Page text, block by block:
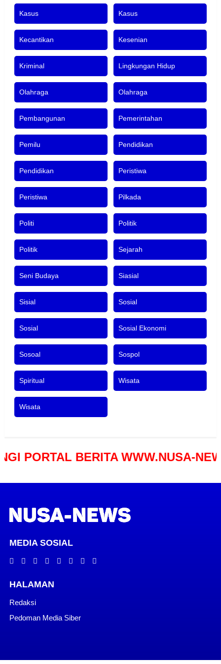
Kasus Kasus
Kecantikan Kesenian
Kriminal Lingkungan Hidup
Olahraga Olahraga
Pembangunan Pemerintahan
Pemilu Pendidikan
Pendidikan Peristiwa
Peristiwa Pilkada
Politi Politik
Politik Sejarah
Seni Budaya Siasial
Sisial Sosial
Sosial Sosial Ekonomi
Sosoal Sospol
Spiritual Wisata
Wisata
BERITA WWW.NUSA-NEWS.COM
MEDIA SOSIAL
HALAMAN
Redaksi
Pedoman Media Siber